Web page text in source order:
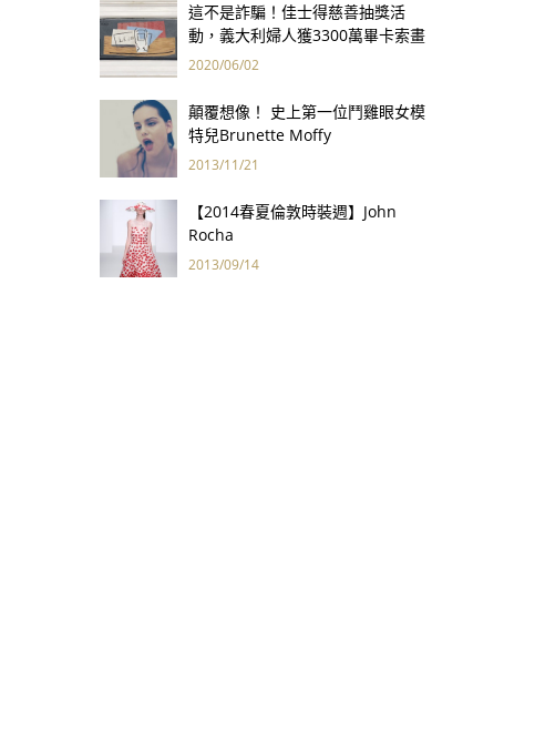
這不是詐騙！佳士得慈善抽獎活
動，義大利婦人獲3300萬畢卡索畫
作
2020/06/02
顛覆想像！ 史上第一位鬥雞眼女模
特兒Brunette Moffy
2013/11/21
【2014春夏倫敦時裝週】John
Rocha
2013/09/14